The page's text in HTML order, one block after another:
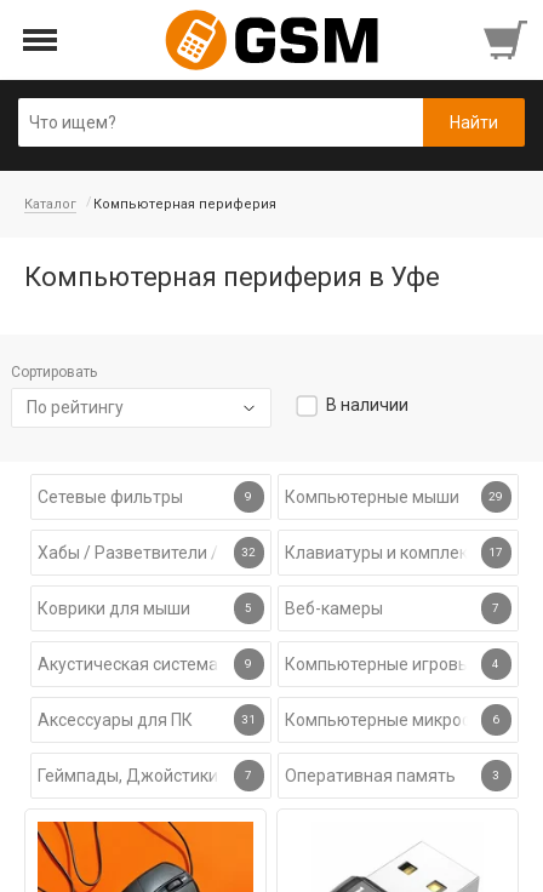
Каталог Компьютерная периферия
Компьютерная периферия в Уфе
Сортировать
По рейтингу В наличии
Сетевые фильтры 9 Компьютерные мыши 29
Хабы / Разветвители / Картридеры
32 Клавиатуры и комплекты 17
Коврики для мыши 5 Веб-камеры 7
Акустическая система для ПК
9 Компьютерные игровые 4
Аксессуары для ПК 31 Компьютерные микрофоны
6
Геймпады, Джойстики 7 Оперативная память 3